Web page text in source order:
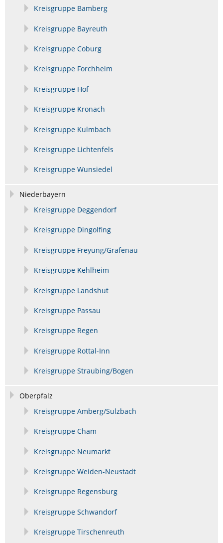
Kreisgruppe Bamberg
Kreisgruppe Bayreuth
Kreisgruppe Coburg
Kreisgruppe Forchheim
Kreisgruppe Hof
Kreisgruppe Kronach
Kreisgruppe Kulmbach
Kreisgruppe Lichtenfels
Kreisgruppe Wunsiedel
Niederbayern
Kreisgruppe Deggendorf
Kreisgruppe Dingolfing
Kreisgruppe Freyung/Grafenau
Kreisgruppe Kehlheim
Kreisgruppe Landshut
Kreisgruppe Passau
Kreisgruppe Regen
Kreisgruppe Rottal-Inn
Kreisgruppe Straubing/Bogen
Oberpfalz
Kreisgruppe Amberg/Sulzbach
Kreisgruppe Cham
Kreisgruppe Neumarkt
Kreisgruppe Weiden-Neustadt
Kreisgruppe Regensburg
Kreisgruppe Schwandorf
Kreisgruppe Tirschenreuth